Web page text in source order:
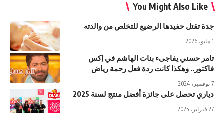
You Might Also Like
جدة تقتل حفيدها الرضيع للتخلص من والدته
1 مايو، 2026
تامر حسني يفاجىء بنات الهاشم في إكس
فاكتور.. وهكذا كانت ردة فعل رحمة رياض
7 نوفمبر، 2024
دياري تحصل على جائزة أفضل منتج لسنة 2025
27 فبراير، 2025